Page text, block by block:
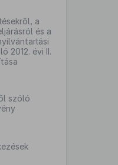
a
és a
2012. évi II.
szóló